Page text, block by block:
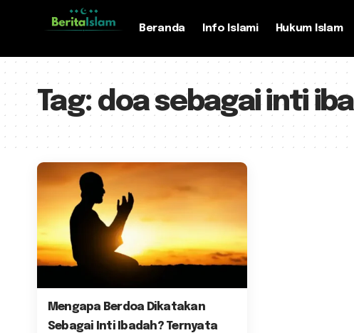
Beranda Info Islami Hukum Islam
Tag: doa sebagai inti
Mengapa Berdoa Dikatakan
Sebagai Inti Ibadah? Ternyata